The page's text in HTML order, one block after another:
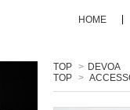
HOME
TOP > DEVOA
TOP >